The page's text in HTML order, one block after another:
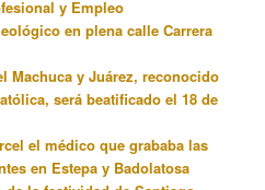
y Empleo
en plena calle Carrera
Machuca y Juárez, reconocido
será beatificado el 18 de
el médico que grababa las
en Estepa y Badolatosa